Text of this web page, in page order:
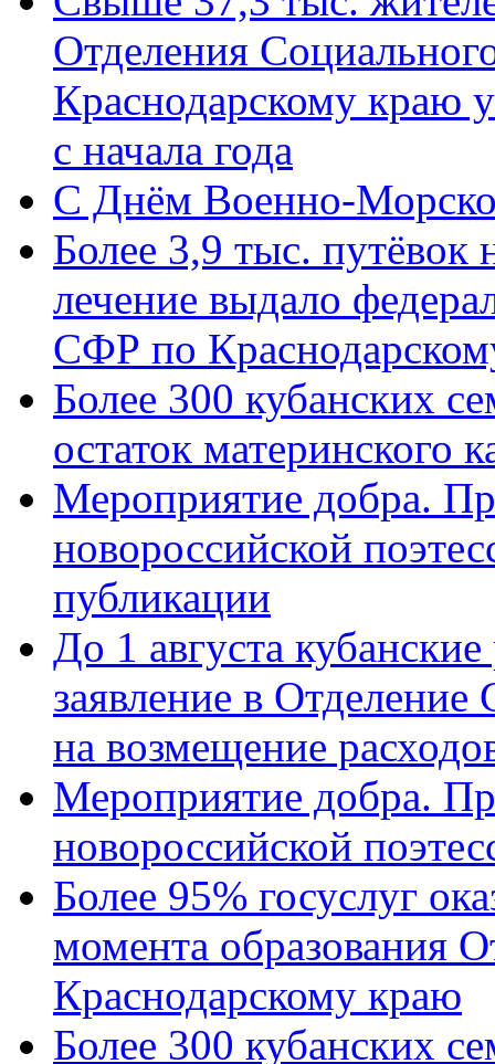
Отделения
Краснодарскому краю
с начала года
C Днём Военно-
Более 3,9 тыс. путёвок
лечение выдало
СФР по
Более 300 кубанских
остаток материнского
Мероприятие добра.
новороссийской
публикации
До 1 августа
заявление в
на возмещение
Мероприятие добра.
новороссийской
Более 95% госуслуг
момента образования
Краснодарскому краю
Более 300 кубанских